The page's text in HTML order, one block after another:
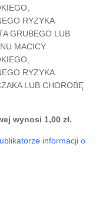
RYZYKA
GRUBEGO LUB
MACICY
RYZYKA
LUB CHOROBĘ
wynosi 1,00 zł.
informacji o